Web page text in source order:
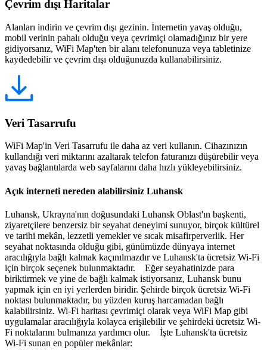
Çevrim dışı Haritalar
Alanları indirin ve çevrim dışı gezinin. İnternetin yavaş olduğu,
mobil verinin pahalı olduğu veya çevrimiçi olamadığınız bir yere
gidiyorsanız, WiFi Map'ten bir alanı telefonunuza veya tabletinize
kaydedebilir ve çevrim dışı olduğunuzda kullanabilirsiniz.
Veri Tasarrufu
WiFi Map'in Veri Tasarrufu ile daha az veri kullanın. Cihazınızın
kullandığı veri miktarını azaltarak telefon faturanızı düşürebilir veya
yavaş bağlantılarda web sayfalarını daha hızlı yükleyebilirsiniz.
Açık interneti nereden alabilirsiniz Luhansk
Luhansk, Ukrayna'nın doğusundaki Luhansk Oblast'ın başkenti,
ziyaretçilere benzersiz bir seyahat deneyimi sunuyor, birçok kültürel
ve tarihi mekân, lezzetli yemekler ve sıcak misafirperverlik. Her
seyahat noktasında olduğu gibi, günümüzde dünyaya internet
aracılığıyla bağlı kalmak kaçınılmazdır ve Luhansk'ta ücretsiz Wi-Fi
için birçok seçenek bulunmaktadır. Eğer seyahatinizde para
biriktirmek ve yine de bağlı kalmak istiyorsanız, Luhansk bunu
yapmak için en iyi yerlerden biridir. Şehirde birçok ücretsiz Wi-Fi
noktası bulunmaktadır, bu yüzden kuruş harcamadan bağlı
kalabilirsiniz. Wi-Fi haritası çevrimiçi olarak veya WiFi Map gibi
uygulamalar aracılığıyla kolayca erişilebilir ve şehirdeki ücretsiz Wi-
Fi noktalarını bulmanıza yardımcı olur. İşte Luhansk'ta ücretsiz
Wi-Fi sunan en popüler mekânlar: